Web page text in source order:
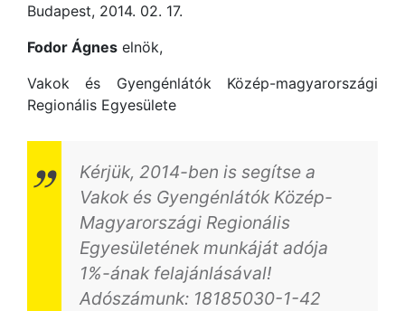
Budapest, 2014. 02. 17.
Fodor Ágnes elnök,
Vakok és Gyengénlátók Közép-magyarországi
Regionális Egyesülete
Kérjük, 2014-ben is segítse a
Vakok és Gyengénlátók Közép-
Magyarországi Regionális
Egyesületének munkáját adója
1%-ának felajánlásával!
Adószámunk: 18185030-1-42